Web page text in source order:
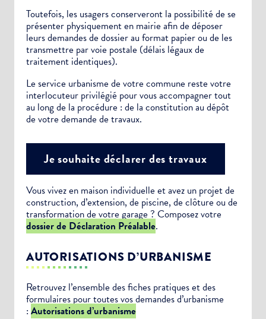
Toutefois, les usagers conserveront la possibilité de se
présenter physiquement en mairie afin de déposer
leurs demandes de dossier au format papier ou de les
transmettre par voie postale (délais légaux de
traitement identiques).
Le service urbanisme de votre commune reste votre
interlocuteur privilégié pour vous accompagner tout
au long de la procédure : de la constitution au dépôt
de votre demande de travaux.
Je souhaite déclarer des travaux
Vous vivez en maison individuelle et avez un projet de
construction, d’extension, de piscine, de clôture ou de
transformation de votre garage ? Composez votre
dossier de Déclaration Préalable.
AUTORISATIONS D’URBANISME
Retrouvez l’ensemble des fiches pratiques et des
formulaires pour toutes vos demandes d’urbanisme
: Autorisations d’urbanisme